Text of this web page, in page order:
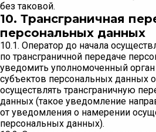
без таковой.
10. Трансграничная
персональных данных
10.1. Оператор до начала
по трансграничной передаче
уведомить уполномоченный
субъектов персональных данных
осуществлять трансграничную
данных (такое уведомление
от уведомления о намерении
персональных данных).